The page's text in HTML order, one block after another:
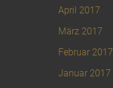
April 2017
März 2017
Februar 2017
Januar 2017